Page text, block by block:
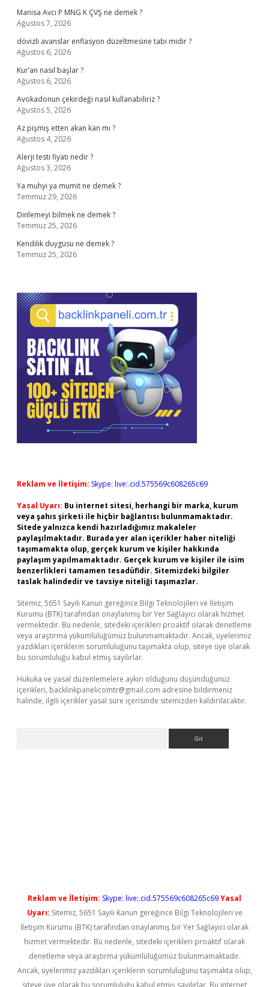
Manisa Avcı P MNG K ÇVŞ ne demek ?
Ağustos 7, 2026
dövizli avanslar enflasyon düzeltmesine tabi midir ?
Ağustos 6, 2026
Kur’an nasıl başlar ?
Ağustos 6, 2026
Avokadonun çekirdeği nasıl kullanabiliriz ?
Ağustos 5, 2026
Az pişmiş etten akan kan mı ?
Ağustos 4, 2026
Alerji testi fiyatı nedir ?
Ağustos 3, 2026
Ya muhyi ya mumit ne demek ?
Temmuz 29, 2026
Dinlemeyi bilmek ne demek ?
Temmuz 25, 2026
Kendilik duygusu ne demek ?
Temmuz 25, 2026
Reklam ve İletişim: Skype: live:.cid.575569c608265c69
Yasal Uyarı: Bu internet sitesi, herhangi bir marka, kurum
veya şahıs şirketi ile hiçbir bağlantısı bulunmamaktadır.
Sitede yalnızca kendi hazırladığımız makaleler
paylaşılmaktadır. Burada yer alan içerikler haber niteliği
taşımamakta olup, gerçek kurum ve kişiler hakkında
paylaşım yapılmamaktadır. Gerçek kurum ve kişiler ile isim
benzerlikleri tamamen tesadüfidir. Sitemizdeki bilgiler
taslak halindedir ve tavsiye niteliği taşımazlar.
Sitemiz, 5651 Sayılı Kanun gereğince Bilgi Teknolojileri ve İletişim
Kurumu (BTK) tarafından onaylanmış bir Yer Sağlayıcı olarak hizmet
vermektedir. Bu nedenle, sitedeki içerikleri proaktif olarak denetleme
veya araştırma yükümlülüğümüz bulunmamaktadır. Ancak, üyelerimiz
yazdıkları içeriklerin sorumluluğunu taşımakta olup, siteye üye olarak
bu sorumluluğu kabul etmiş sayılırlar.
Hukuka ve yasal düzenlemelere aykırı olduğunu düşündüğünüz
içerikleri, backlinkpanelicomtr@gmail.com adresine bildirmeniz
halinde, ilgili içerikler yasal süre içerisinde sitemizden kaldırılacaktır.
Reklam ve İletişim: Skype: live:.cid.575569c608265c69Yasal
Uyarı: Sitemiz, 5651 Sayılı Kanun gereğince Bilgi Teknolojileri ve
İletişim Kurumu (BTK) tarafından onaylanmış bir Yer Sağlayıcı olarak
hizmet vermektedir. Bu nedenle, sitedeki içerikleri proaktif olarak
denetleme veya araştırma yükümlülüğümüz bulunmamaktadır.
Ancak, üyelerimiz yazdıkları içeriklerin sorumluluğunu taşımakta olup,
siteye üye olarak bu sorumluluğu kabul etmiş sayılırlar. Bu internet